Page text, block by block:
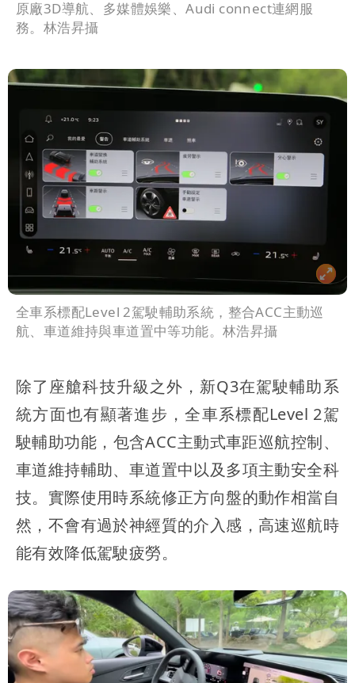
原廠3D導航、多媒體娛樂、Audi connect連網服
務。林浩昇攝
全車系標配Level 2駕駛輔助系統，整合ACC主動巡
航、車道維持與車道置中等功能。林浩昇攝
除了座艙科技升級之外，新Q3在駕駛輔助系
統方面也有顯著進步，全車系標配Level 2駕
駛輔助功能，包含ACC主動式車距巡航控制、
車道維持輔助、車道置中以及多項主動安全科
技。實際使用時系統修正方向盤的動作相當自
然，不會有過於神經質的介入感，高速巡航時
能有效降低駕駛疲勞。